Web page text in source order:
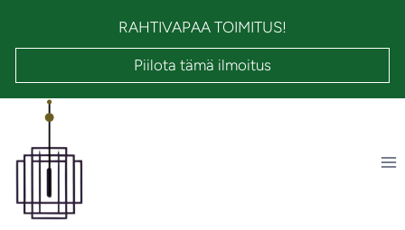
RAHTIVAPAA TOIMITUS!
Piilota tämä ilmoitus